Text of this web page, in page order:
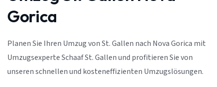
Gorica
Planen Sie Ihren Umzug von St. Gallen nach Nova Gorica mit
Umzugsexperte Schaaf St. Gallen und profitieren Sie von
unseren schnellen und kosteneffizienten Umzugslösungen.